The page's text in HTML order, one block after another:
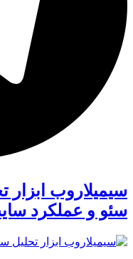
سیمیلاروب ابزار
سئو و عملکرد